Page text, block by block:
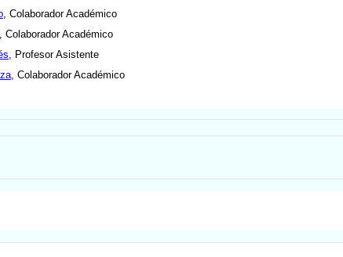
, Colaborador Académico
Colaborador Académico
, Profesor Asistente
, Colaborador Académico